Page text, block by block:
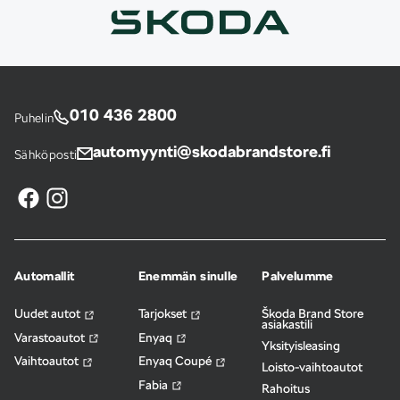
Puhelin 010 436 2800
Sähköposti automyynti@skodabrandstore.fi
Automallit
Uudet autot
Varastoautot
Vaihtoautot
Enemmän sinulle
Tarjokset
Enyaq
Enyaq Coupé
Fabia
Palvelumme
Škoda Brand Store
asiakastili
Yksityisleasing
Loisto-vaihtoautot
Rahoitus